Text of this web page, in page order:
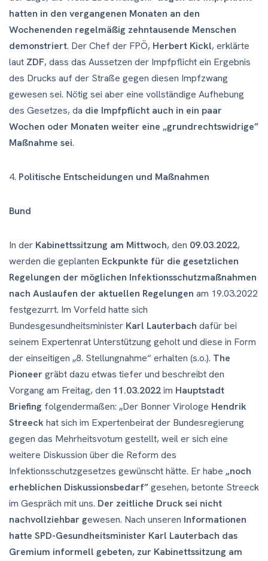
hatten in den vergangenen Monaten an den
Wochenenden regelmäßig zehntausende Menschen
demonstriert. Der Chef der FPÖ, Herbert Kickl, erklärte
laut ZDF, dass das Aussetzen der Impfpflicht ein Ergebnis
des Drucks auf der Straße gegen diesen Impfzwang
gewesen sei. Nötig sei aber eine vollständige Aufhebung
des Gesetzes, da die Impfpflicht auch in ein paar
Wochen oder Monaten weiter eine „grundrechtswidrige”
Maßnahme sei.
4. Politische Entscheidungen und Maßnahmen
Bund
In der Kabinettssitzung am Mittwoch, den 09.03.2022,
werden die geplanten Eckpunkte für die gesetzlichen
Regelungen der möglichen Infektionsschutzmaßnahmen
nach Auslaufen der aktuellen Regelungen am 19.03.2022
festgezurrt. Im Vorfeld hatte sich
Bundesgesundheitsminister Karl Lauterbach dafür bei
seinem Expertenrat Unterstützung geholt und diese in Form
der einseitigen „8. Stellungnahme“ erhalten (s.o.). The
Pioneergräbt dazu etwas tiefer und beschreibt den
Vorgang am Freitag, den 11.03.2022im Hauptstadt
Briefing folgendermaßen: „Der Bonner Virologe Hendrik
Streeckhat sich im Expertenbeirat der Bundesregierung
gegen das Mehrheitsvotum gestellt, weil er sich eine
weitere Diskussion über die Reform des
Infektionsschutzgesetzes gewünscht hätte. Er habe „noch
erheblichen Diskussionsbedarf”gesehen, betonte Streeck
im Gespräch mit uns. Der zeitliche Druck sei nicht
nachvollziehbar gewesen. Nach unseren Informationen
hatte SPD-Gesundheitsminister Karl Lauterbach das
Gremium informell gebeten, zur Kabinettssitzung am